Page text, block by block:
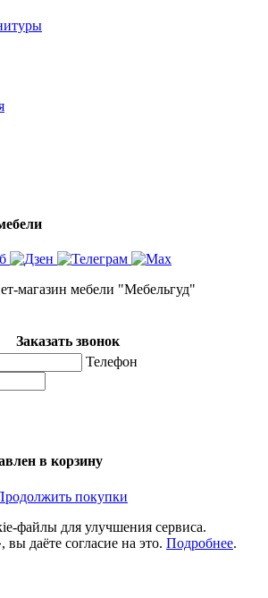
магазин мебели "Мебельгуд"
Заказать звонок
Телефон
в корзину
покупки
файлы для улучшения сервиса.
даёте согласие на это. Подробнее.